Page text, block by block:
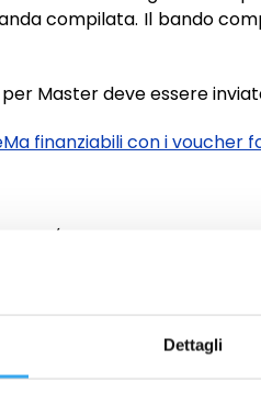
Dettagli
compilata. Il bando
Master deve essere
finanziabili con i voucher
abbeychristine